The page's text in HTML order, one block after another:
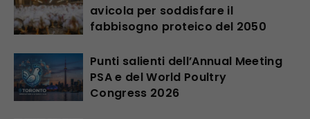
avicola per soddisfare il
fabbisogno proteico del 2050
Punti salienti dell’Annual Meeting
PSA e del World Poultry
Congress 2026